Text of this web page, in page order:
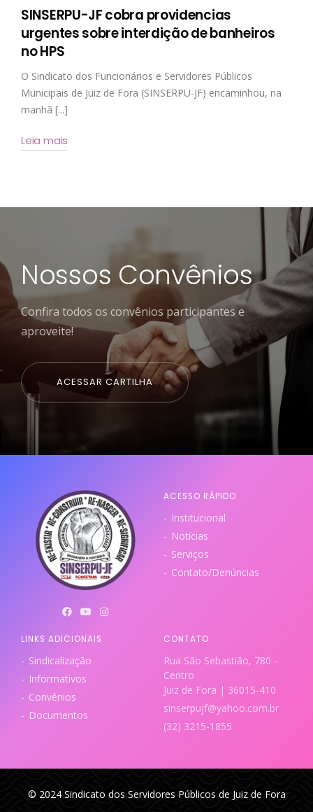
SINSERPU-JF cobra providencias
urgentes sobre interdição de banheiros
no HPS
O Sindicato dos Funcionários e Servidores Públicos
Municipais de Juiz de Fora (SINSERPU-JF) encaminhou, na
manhã [...]
Leia mais
Nossos Convênios
Confira todos os convênios participantes e
aproveite!
ACESSAR CARTILHA
ACESSO RÁPIDO
Institucional
Notícias
Serviços
Contato/Denúncias
LINKS ADICIONAIS
Sindicalização
Informativos
Convênios
Documentos
CONTATO
Rua São Sebastião, 780 -
Centro
Juiz de Fora | 36015-410
sinserpujf@yahoo.com.br
(32) 3215-1855
© 2024 Sindicato dos Servidores Públicos de Juiz de Fora